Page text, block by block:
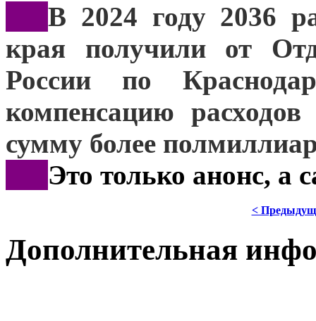
В 2024 году 2036
края получили от
России по
компенсацию
сумму более
Это только анонс, а
<
Дополнительная